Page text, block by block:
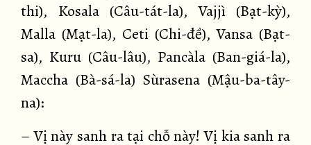
thi), Kosala (Câu-tát-la), Vajjì (Bạt-kỳ),
Malla (Mạt-la), Ceti (Chi-đề), Vansa (Bạt-
sa), Kuru (Câu-lâu), Pancàla (Ban-giá-la),
Maccha (Bà-sá-la) Sùrasena (Mậu-ba-tây-
na):
– Vị này sanh ra tại chỗ này! Vị kia sanh ra